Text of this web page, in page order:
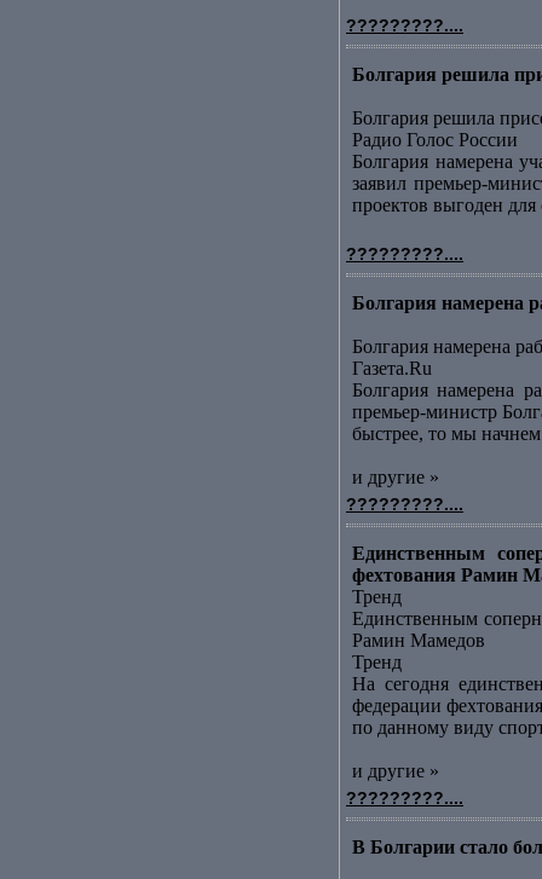
?????????....
Болгария решила
Болгария решила
Радио Голос России
Болгария намерена
заявил премьер-
проектов выгоден
?????????....
Болгария намерена
Болгария намерена
Газета.Ru
Болгария намерена
премьер-министр
быстрее, то мы
и другие »
?????????....
Единственным
фехтования Рамин
Тренд
Единственным
Рамин Мамедов
Тренд
На сегодня
федерации
по данному виду
и другие »
?????????....
В Болгарии стало